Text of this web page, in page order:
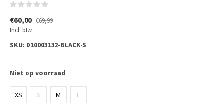
€60,00 €69,99
Incl. btw
SKU: D10003132-BLACK-S
Niet op voorraad
XS S M L